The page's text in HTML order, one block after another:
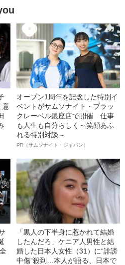
意
オープン1周年を記念した特別イ
ベントがサムソナイト・ブラッ
クレーベル銀座店で開催 仕事
も人生も自分らしく～笑顔あふ
れる特別対談～
PR（サムソナイト・ジャパン）
「黒人の下半身に惹かれて結婚
したんだろ」ケニア人男性と結
婚した日本人女性（31）に“誹謗
中傷”殺到…本人が語る、日本で